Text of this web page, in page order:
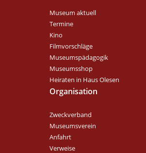
Museum aktuell
Termine
Kino
Filmvorschläge
Museumspädagogik
Museumsshop
Heiraten in Haus Olesen
Organisation
Zweckverband
Museumsverein
Anfahrt
Verweise